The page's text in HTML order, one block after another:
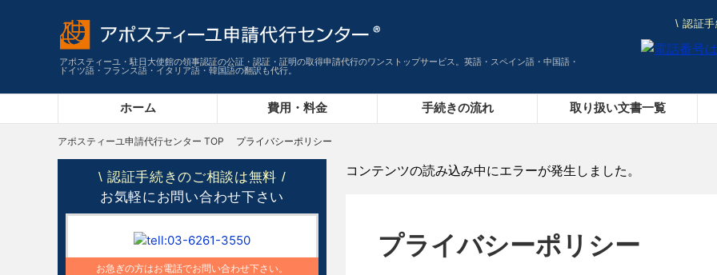
アポスティーユ・駐日大使館の領事認証の公証・認証・証明の取得申請代行のワンストップサービス。英語・スペイン語・中国語・
ドイツ語・フランス語・イタリア語・韓国語の翻訳も代行。
\ 認証
ホーム 費用・料金 手続きの流れ 取り扱い文書一覧
アポスティーユ申請代行センター TOP プライバシーポリシー
コンテンツの読み込み中にエラーが発生しました。
プライバシーポリシー
\ 認証手続きのご相談は無料 /
お気軽にお問い合わせ下さい
お急ぎの方はお電話でお問い合わせ下さい。